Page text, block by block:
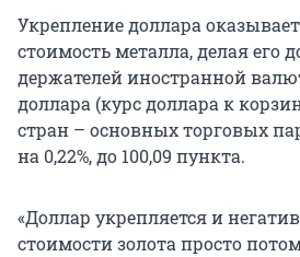
Укрепление доллара
стоимость металла, делая его
держателей иностранной
доллара (курс доллара к
стран – основных торговых
на 0,22%, до 100,09 пункта.
«Доллар укрепляется и
стоимости золота просто